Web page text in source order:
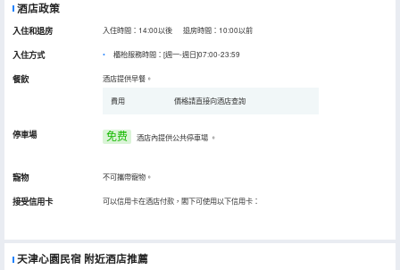
酒店政策
入住和退房 入住時間：14:00以後 退房時間：10:00以前
入住方式 櫃枱服務時間：[週一-週日]07:00-23:59
餐飲 酒店提供早餐。
費用 價格請直接向酒店查詢
停車場 免费 酒店內提供公共停車場 。
寵物 不可攜帶寵物。
接受信用卡 可以信用卡在酒店付款，閣下可使用以下信用卡：
天津心園民宿 附近酒店推薦